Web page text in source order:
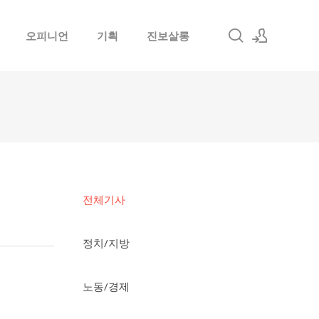
오피니언 기획 진보살롱
전체기사
정치/지방
노동/경제